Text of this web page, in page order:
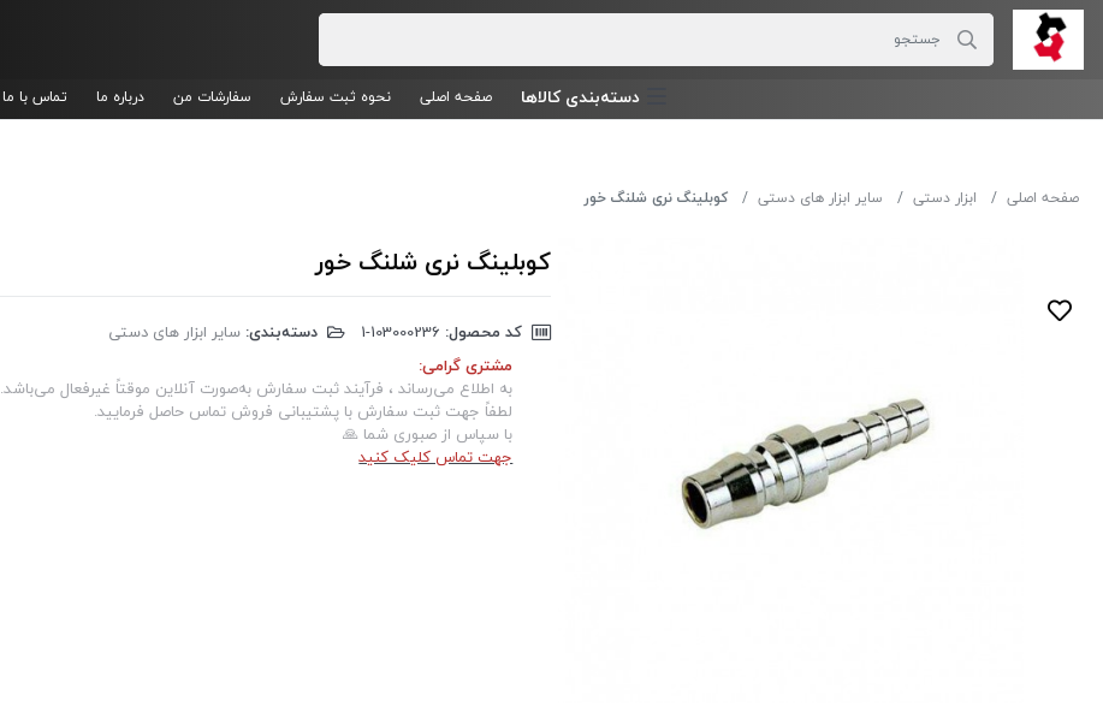
دسته‌بندی‌ کالاها صفحه اصلی نحوه ثبت سفارش سفارشات من درباره ما تماس با ما
صفحه اصلی ابزار دستی سایر ابزار های دستی کوبلینگ نری شلنگ خور
کوبلینگ نری شلنگ خور
کد محصول: دسته‌بندی: سایر ابزار های دستی
مشتری گرامی:
به اطلاع می‌رساند ، فرآیند ثبت سفارش به‌صورت آنلاین موقتاً غیرفعال می‌باشد.
لطفاً جهت ثبت سفارش با پشتیبانی فروش تماس حاصل فرمایید.
با سپاس از صبوری شما 🙏
جهت تماس کلیک کنید